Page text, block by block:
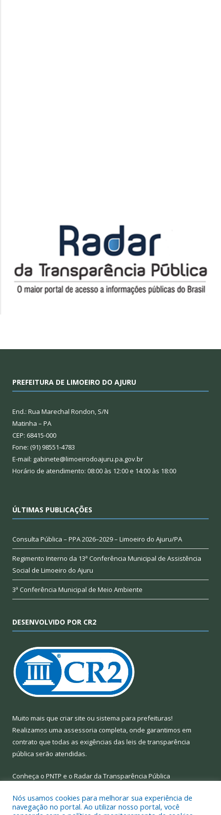
PREFEITURA DE LIMOEIRO DO AJURU
End.: Rua Marechal Rondon, S/N
Matinha – PA
CEP: 68415-000
Fone: (91) 98551-4783
E-mail: gabinete@limoeirodoajuru.pa.gov.br
Horário de atendimento: 08:00 às 12:00 e 14:00 às 18:00
ÚLTIMAS PUBLICAÇÕES
Consulta Pública – PPA 2026–2029 – Limoeiro do Ajuru/PA
Regimento Interno da 13ª Conferência Municipal de Assistência
Social de Limoeiro do Ajuru
3ª Conferência Municipal de Meio Ambiente
DESENVOLVIDO POR CR2
Muito mais que criar site ou sistema para prefeituras!
Realizamos uma assessoria completa, onde garantimos em
contrato que todas as exigências das leis de transparência
pública serão atendidas.
Conheça o PNTP e o Radar da Transparência Pública
Nós usamos cookies para melhorar sua experiência de
navegação no portal. Ao utilizar nosso portal, você